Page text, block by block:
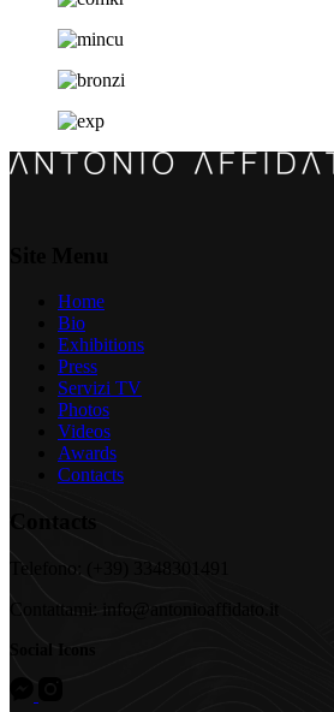
Home
Bio
Exhibitions
Press
Servizi TV
Photos
Videos
Awards
Contacts
Contacts
Telefono: (+39) 3348301491
Contattami: info@antonioaffidato.it
Social Icons